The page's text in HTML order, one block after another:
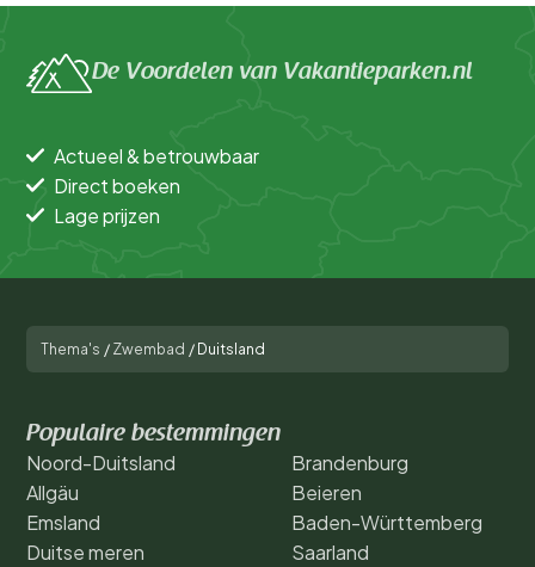
De Voordelen van Vakantieparken.nl
Actueel & betrouwbaar
Direct boeken
Lage prijzen
Thema's / Zwembad / Duitsland
Populaire bestemmingen
Noord-Duitsland
Allgäu
Emsland
Duitse meren
Brandenburg
Beieren
Baden-Württemberg
Saarland